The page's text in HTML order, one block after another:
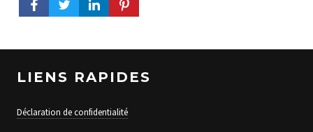
LIENS RAPIDES
Déclaration de confidentialité